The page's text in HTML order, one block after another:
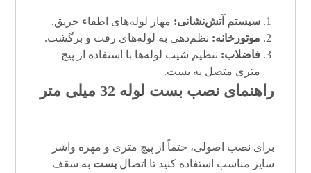
سیستم آتش‌نشانی: مهار لوله‌های اطفاء حریق.
موتورخانه: نظم‌دهی به لوله‌های رفت و برگشت.
فاضلاب: تنظیم شیب لوله‌ها با استفاده از پیچ
متری متصل به بست.
راهنمای نصب بست لوله 32 میلی متر
برای نصب اصولی، حتماً از پیچ متری و مهره واشر
سایز مناسب استفاده کنید تا اتصالبست به سقف